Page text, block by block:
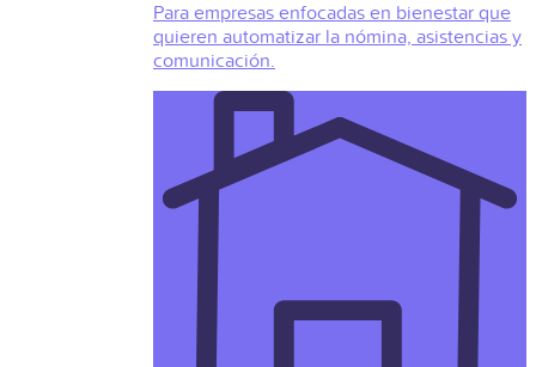
Para empresas enfocadas en bienestar que
quieren automatizar la nómina, asistencias y
comunicación.